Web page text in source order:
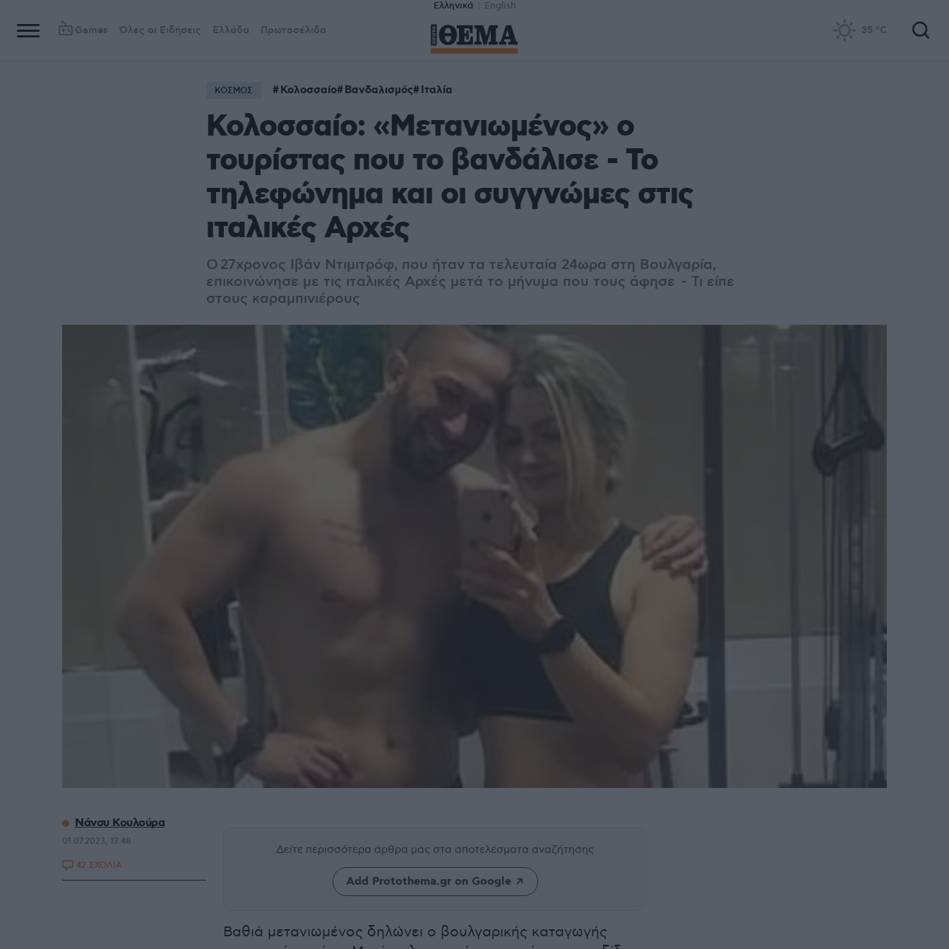
Ελληνικά English
Games Όλες οι Ειδήσεις Ελλάδα Πρωτοσέλιδα 35 °C
ΚΟΣΜΟΣ Κολοσσαίο Βανδαλισμός Ιταλία
Κολοσσαίο: «Μετανιωμένος» ο
τουρίστας που το βανδάλισε - Το
τηλεφώνημα και οι συγγνώμες στις
ιταλικές Αρχές
Ο 27χρονος Ιβάν Ντιμιτρόφ, που ήταν τα τελευταία 24ωρα στη Βουλγαρία,
επικοινώνησε με τις ιταλικές Αρχές μετά το μήνυμα που τους άφησε - Τι είπε
στους καραμπινιέρους
Δείτε περισσότερα άρθρα μας στα αποτελέσματα αναζήτησης
Add Protothema.gr on Google
Βαθιά μετανιωμένος δηλώνει ο βουλγαρικής καταγωγής
Νάνσυ Κουλούρα
01.07.2023, 13:48
42 ΣΧΟΛΙΑ